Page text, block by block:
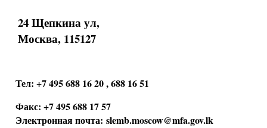
24 Щепкина ул,
Москва, 115127
Тел: +7 495 688 16 20 , 688 16 51
Факс: +7 495 688 17 57
Электронная почта: slemb.moscow@mfa.gov.lk